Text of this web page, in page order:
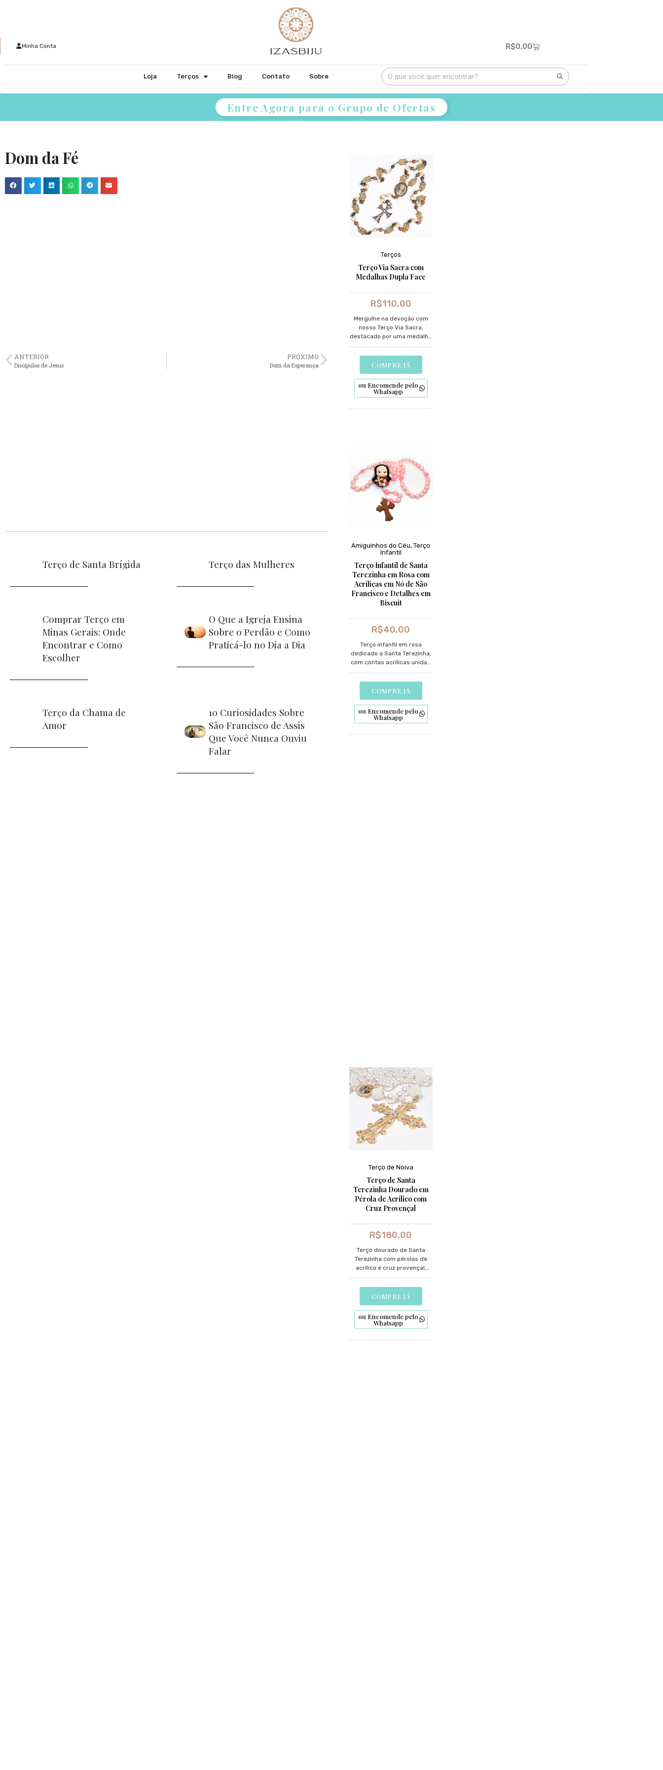
Minha Conta R$0,00
Loja Terços Blog Contato Sobre
Entre Agora para o Grupo de Ofertas
Dom da Fé
ANTERIOR
Discípulos de Jesus
PRÓXIMO
Dom da Esperança
Terço de Santa Brígida Terço das Mulheres
Comprar Terço em
Minas Gerais: Onde
Encontrar e Como
Escolher
O Que a Igreja Ensina
Sobre o Perdão e Como
Praticá-lo no Dia a Dia
Terço da Chama de
Amor
10 Curiosidades Sobre
São Francisco de Assis
Que Você Nunca Ouviu
Falar
Terços
Terço Via Sacra com
Medalhas Dupla Face
R$110,00
Mergulhe na devoção com
nosso Terço Via Sacra,
destacado por uma medalha
dupla face meticulosamente
desenhada.
COMPRE JÁ
ou Encomende pelo
Whatsapp
Amiguinhos do Céu,Terço
Infantil
Terço Infantil de Santa
Terezinha em Rosa com
Acrílicas em Nó de São
Francisco e Detalhes em
Biscuit
R$40,00
Terço infantil em rosa
dedicado a Santa Terezinha,
com contas acrílicas unidas
biscuit. Uma expressão de fé
COMPRE JÁ
ou Encomende pelo
Whatsapp
Terço de Noiva
Terço de Santa
Terezinha Dourado em
Pérola de Acrílico com
Cruz Provençal
R$180,00
Terço dourado de Santa
Terezinha com pérolas de
acrílico e cruz provençal,
COMPRE JÁ
ou Encomende pelo
Whatsapp